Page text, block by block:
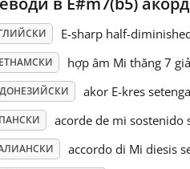
E-sharp half-
hợp âm Mi thăng 7
akor E-kres
acorde de mi sostenido
accordo di Mi diesis